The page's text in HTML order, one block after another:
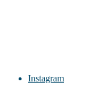
Instagram